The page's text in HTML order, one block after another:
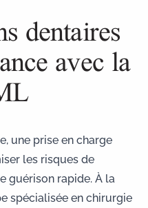
dentaires
avec la
une prise en charge
les risques de
guérison rapide. À la
spécialisée en chirurgie